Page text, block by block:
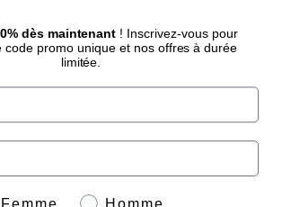
| Paiement sécurisé | *Norme AFNOR NF EN 17444.
Voir fiche produit.
|granions.fr|punch-power.com
dès maintenant ! Inscrivez-vous pour
code promo unique et nos offres à durée
limitée.
Femme Homme